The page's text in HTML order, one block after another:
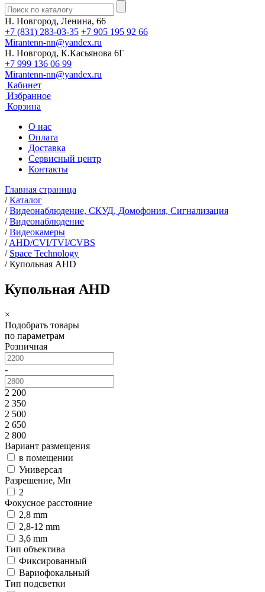
Н. Новгород, Ленина, 66
+7 (831) 283-03-35 +7 905 195 92 66
Mirantenn-nn@yandex.ru
Н. Новгород, К.Касьянова 6Г
+7 999 136 06 99
Mirantenn-nn@yandex.ru
Кабинет
Избранное
Корзина
О нас
Оплата
Доставка
Сервисный центр
Контакты
Главная страница
/ Каталог
/ Видеонаблюдение, СКУД, Домофония, Сигнализация
/ Видеонаблюдение
/ Видеокамеры
/ AHD/CVI/TVI/CVBS
/ Space Technology
/ Купольная AHD
Купольная AHD
×
Подобрать товары
по параметрам
Розничная
-
2 200
2 350
2 500
2 650
2 800
Вариант размещения
в помещении
Универсал
Разрешение, Мп
2
Фокусное расстояние
2,8 mm
2,8-12 mm
3,6 mm
Тип объектива
Фиксированный
Вариофокальный
Тип подсветки